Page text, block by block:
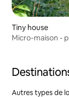
Tiny house
Micro-maison -
Autres types de